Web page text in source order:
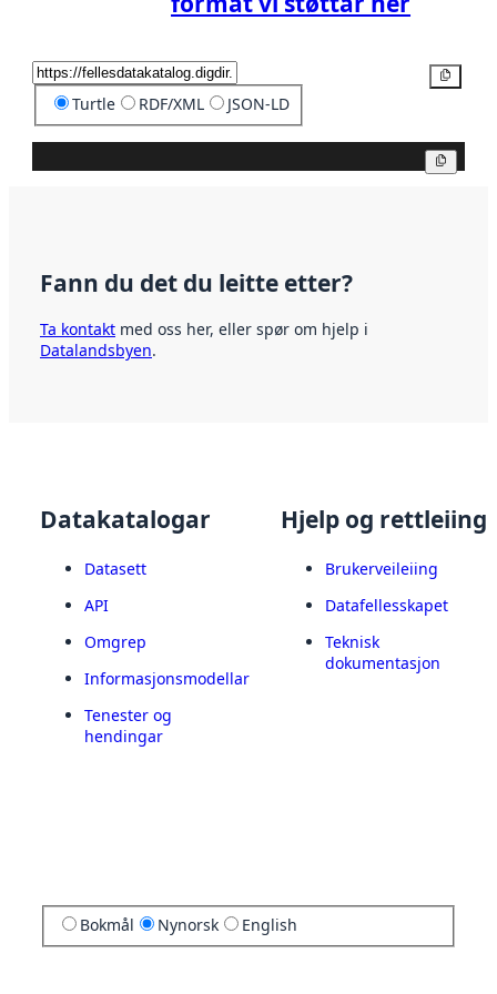
Turtle RDF/XML JSON-LD
Fann du det du leitte etter?
Ta kontakt med oss her, eller spør om hjelp i
Datalandsbyen.
Datakatalogar
Datasett
API
Omgrep
Informasjonsmodellar
Tenester og
hendingar
Hjelp og rettleiing
Brukerveileiing
Datafellesskapet
Teknisk
dokumentasjon
Bokmål Nynorsk English